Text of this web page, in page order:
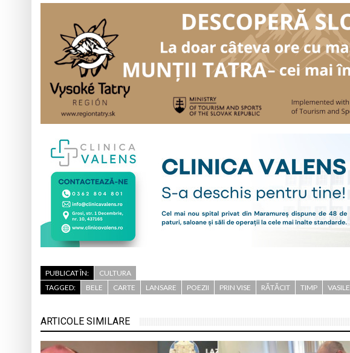
PUBLICAT ÎN:
CULTURA
TAGGED:
BELE CARTE LANSARE POEZII PRIN VISE RĂTĂCIT TIMP VASILE
ARTICOLE SIMILARE